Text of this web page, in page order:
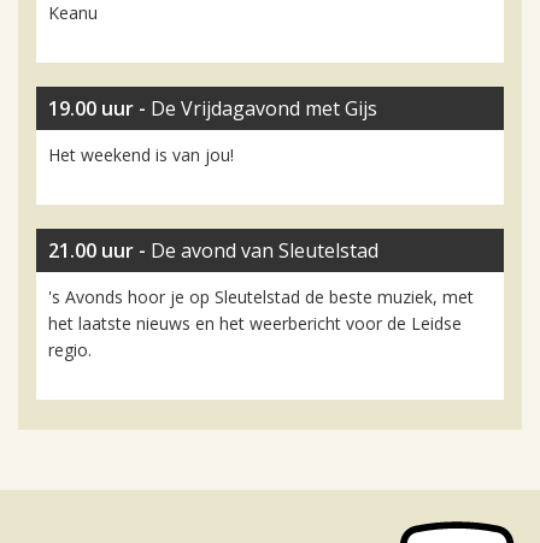
Keanu
19.00 uur - De Vrijdagavond met Gijs
Het weekend is van jou!
21.00 uur - De avond van Sleutelstad
's Avonds hoor je op Sleutelstad de beste muziek, met
het laatste nieuws en het weerbericht voor de Leidse
regio.